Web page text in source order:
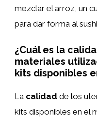
mezclar el arroz, un
para dar forma al
¿Cuál es la
materiales
kits disponibles
La calidad de los
kits disponibles en el